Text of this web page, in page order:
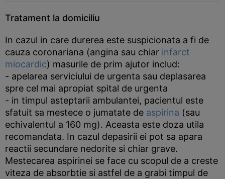
Tratament la domiciliu
In cazul in care durerea este suspicionata a fi de
cauza coronariana (angina sau chiar infarct
miocardic) masurile de prim ajutor includ:
- apelarea serviciului de urgenta sau deplasarea
spre cel mai apropiat spital de urgenta
- in timpul asteptarii ambulantei, pacientul este
sfatuit sa mestece o jumatate de aspirina (sau
echivalentul a 160 mg). Aceasta este doza utila
recomandata. In cazul depasirii ei pot sa apara
reactii secundare nedorite si chiar grave.
Mestecarea aspirinei se face cu scopul de a creste
viteza de absorbtie si astfel de a grabi timpul de